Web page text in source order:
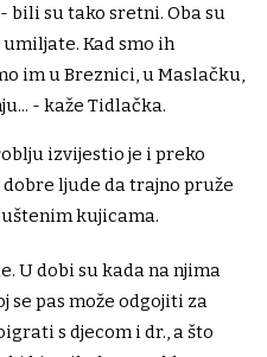
su tako sretni. Oba su
Kad smo ih
im u Breznici, u Maslačku,
- kaže Tidlačka.
izvijestio je i preko
ljude da trajno pruže
kujicama.
U dobi su kada na njima
se pas može odgojiti za
s djecom i dr., a što